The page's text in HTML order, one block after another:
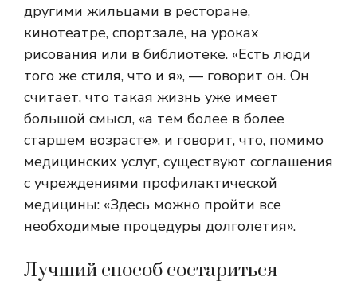
другими жильцами в ресторане,
кинотеатре, спортзале, на уроках
рисования или в библиотеке. «Есть люди
того же стиля, что и я», — говорит он. Он
считает, что такая жизнь уже имеет
большой смысл, «а тем более в более
старшем возрасте», и говорит, что, помимо
медицинских услуг, существуют соглашения
с учреждениями профилактической
медицины: «Здесь можно пройти все
необходимые процедуры долголетия».
Лучший способ состариться